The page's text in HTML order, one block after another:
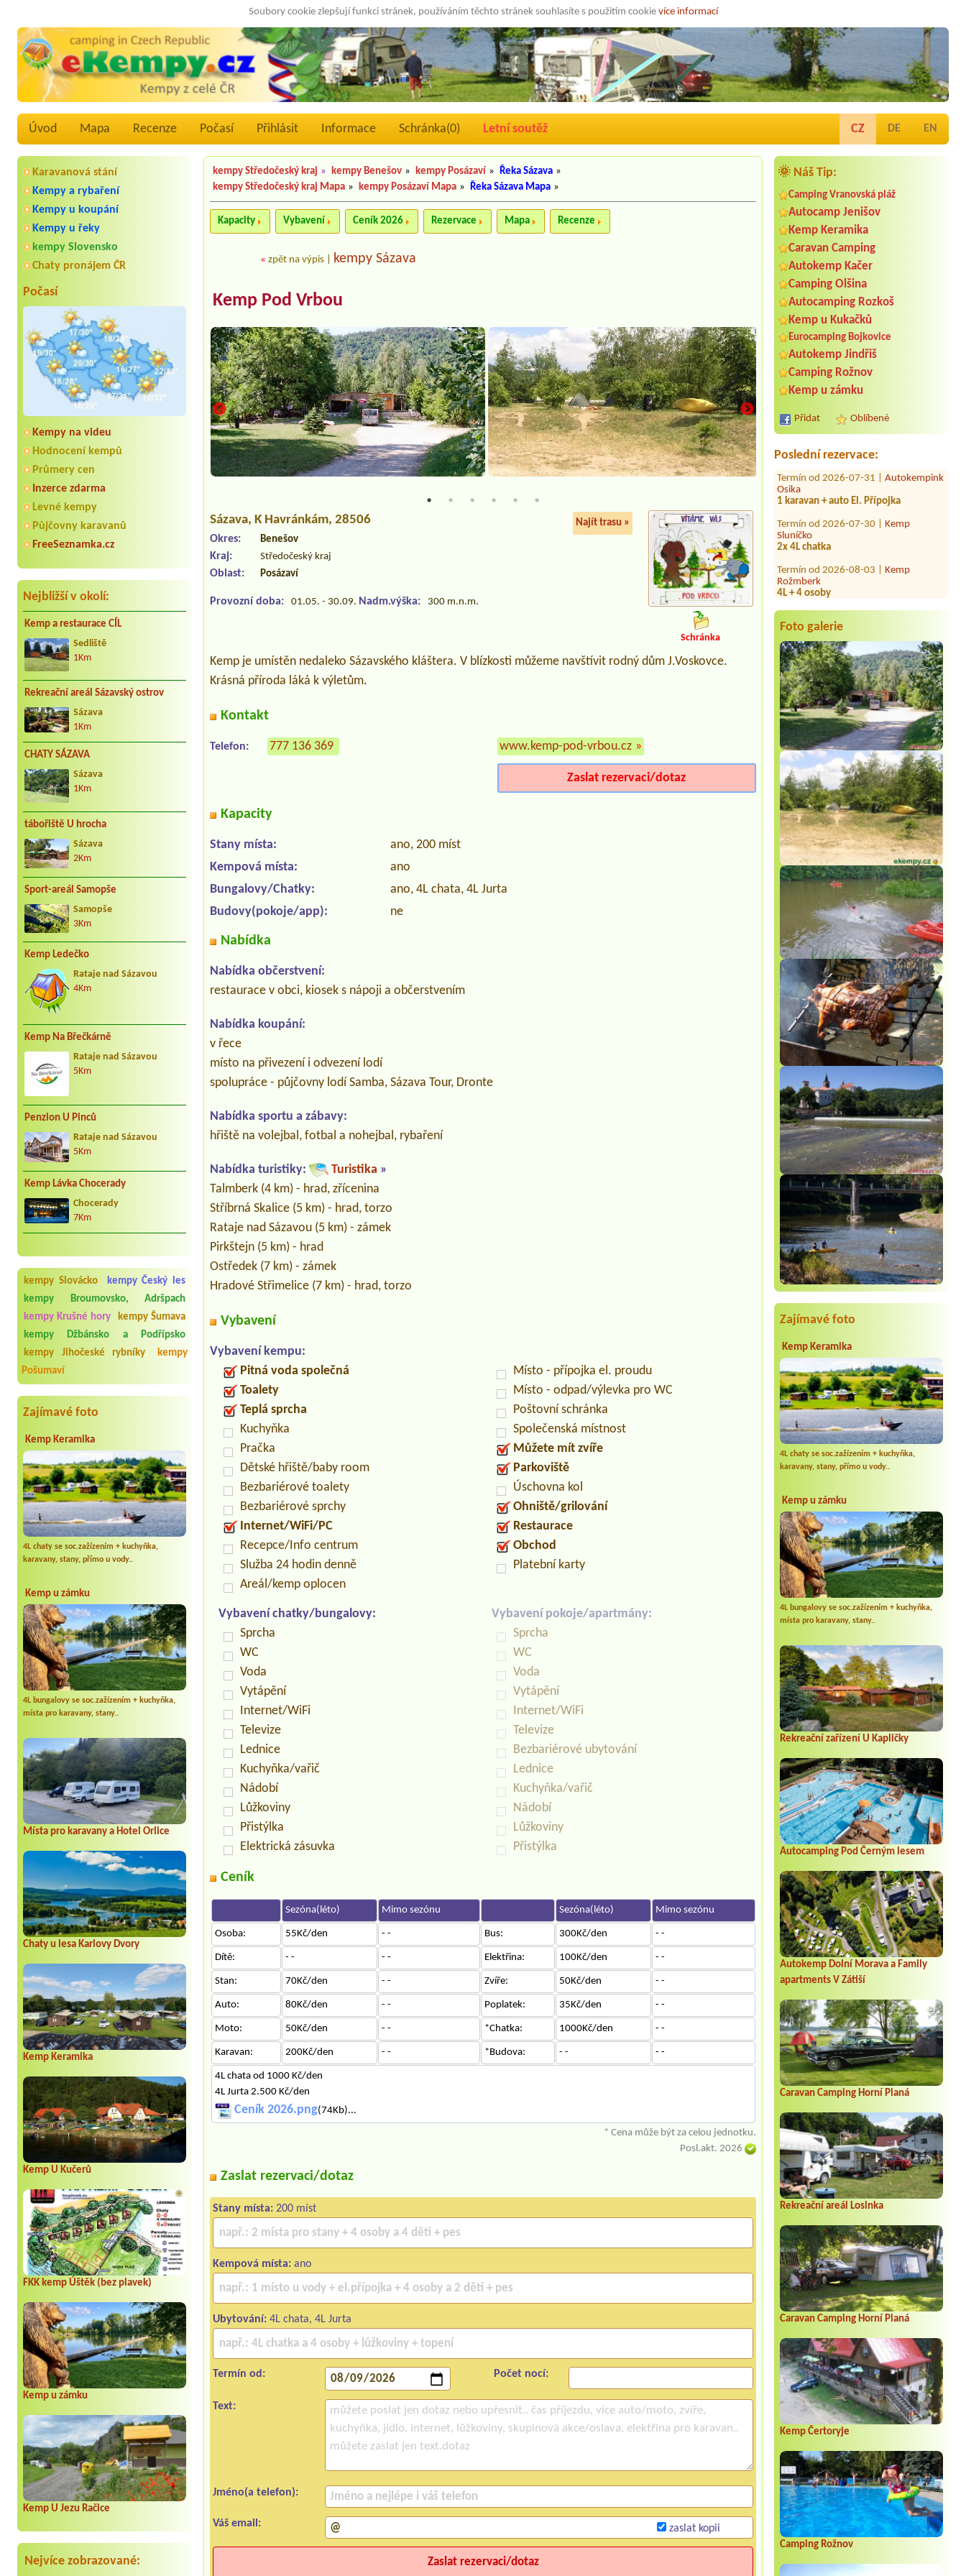
Soubory cookie zlepšují funkci stránek, používáním těchto stránek souhlasíte s použitím cookie více informací
Úvod Mapa Recenze Počasí Přihlásit Informace Schránka(0) Letní soutěž CZ DE EN
Karavanová stání
Kempy a rybaření
Kempy u koupání
Kempy u řeky
kempy Slovensko
Chaty pronájem ČR
Počasí
Kempy na videu
Hodnocení kempů
Průmery cen
Inzerce zdarma
Levné kempy
Půjčovny karavanů
FreeSeznamka.cz
Nejbližší v okolí:
Kemp a restaurace CÍL
Sedliště
1Km
Rekreační areál Sázavský ostrov
Sázava
1Km
CHATY SÁZAVA
Sázava
1Km
tábořiště U hrocha
Sázava
2Km
Sport-areál Samopše
Samopše
3Km
Kemp Ledečko
Rataje nad Sázavou
4Km
Kemp Na Břečkárně
Rataje nad Sázavou
5Km
Penzion U Pinců
Rataje nad Sázavou
5Km
Kemp Lávka Chocerady
Chocerady
7Km
kempy Slovácko
kempy Český les
kempy Broumovsko, Adršpach
kempy Krušné hory
kempy Šumava
kempy Džbánsko a Podřípsko
kempy Jihočeské rybníky
kempy
Pošumaví
Zajímavé foto
Kemp Keramika
4L chaty se soc.zažízením + kuchyňka,
karavany, stany, přímo u vody..
Kemp u zámku
4L bungalovy se soc.zažízením + kuchyňka,
místa pro karavany, stany..
Místa pro karavany a Hotel Orlice
Chaty u lesa Karlovy Dvory
Kemp Keramika
Kemp U Kučerů
FKK kemp Úštěk (bez plavek)
Kemp u zámku
Kemp U Jezu Račice
Nejvíce zobrazované:
🌞 Náš Tip:
Camping Vranovská pláž
Autocamp Jenišov
Kemp Keramika
Caravan Camping
Autokemp Kačer
Camping Olšina
Autocamping Rozkoš
Kemp u Kukačků
Eurocamping Bojkovice
Autokemp Jindřiš
Camping Rožnov
Kemp u zámku
Přidat Oblíbené
Poslední rezervace:
Termín od 2026-08-08 |
Velký Vřešťov
dvě 2l chatky sociální zařízení
Termín od 2026-07-24 |Autokemp
Ždáň
1x 6L chatka
Termín od 2026-07-31 |
Osika
1 karavan + auto El. Přípojka
Termín od 2026-07-30 |Kemp
Sluníčko
2x 4L chatka
Termín od 2026-08-03 |
Rožmberk
4L + 4 osoby
Termín od 2026-07-31 |
Třeboň
2L chata 2 osoby
Termín od 2026-07-30 |Autokemp
Koryčany
1 karavan, + 2 dospělí + pes, el.
přípojka pro karavan, voda, os.
automobil
Termín od 2026-07-22 |Autokemp na
Cihelnách
1 stellplatz wohnmobil 2 erwachsene
Termín od 2026-08-04 |Autocamp
Erika
Nous avons 2 tentes et nous sommes
6 (2 adultes et 4 enfants de 5, 6, 9 et
10 ans)
Termín od 2026-08-09 |Kemp Relaxa
karavan + 4 osoby
Foto galerie
Zajímavé foto
Kemp Keramika
4L chaty se soc.zažízením + kuchyňka,
karavany, stany, přímo u vody..
Kemp u zámku
4L bungalovy se soc.zažízením + kuchyňka,
místa pro karavany, stany..
Rekreační zařízení U Kapličky
Autocamping Pod Černým lesem
Autokemp Dolní Morava a Family
apartments V Zátiší
Caravan Camping Horní Planá
Rekreační areál Losinka
Caravan Camping Horní Planá
Kemp Čertoryje
Camping Rožnov
kempy Středočeský kraj » kempy Benešov » kempy Posázaví » Řeka Sázava »
kempy Středočeský kraj Mapa » kempy Posázaví Mapa » Řeka Sázava Mapa »
Kapacity Vybavení Ceník 2026 Rezervace Mapa Recenze
«zpět na výpis kempy Sázava
Kemp Pod Vrbou
Sázava, K Havránkám, 28506 Najít trasu »
Okres: Benešov
Kraj: Středočeský kraj
Oblast: Posázaví
Provozní doba: 01.05. - 30.09. Nadm.výška: 300 m.n.m.
Schránka
Kemp je umístěn nedaleko Sázavského kláštera. V blízkosti můžeme navštívit rodný dům J.Voskovce.
Krásná příroda láká k výletům.
Kontakt
Telefon: 777 136 369 www.kemp-pod-vrbou.cz »
Zaslat rezervaci/dotaz
Kapacity
Stany místa:
ano, 200 míst
Kempová místa:
ano
Bungalovy/Chatky:
ano, 4L chata, 4L Jurta
Budovy(pokoje/app):
ne
Nabídka
Nabídka občerstvení:
restaurace v obci, kiosek s nápoji a občerstvením
Nabídka koupání:
v řece
místo na přivezení i odvezení lodí
spolupráce - půjčovny lodí Samba, Sázava Tour, Dronte
Nabídka sportu a zábavy:
hřiště na volejbal, fotbal a nohejbal, rybaření
Nabídka turistiky: Turistika »
Talmberk (4 km) - hrad, zřícenina
Stříbrná Skalice (5 km) - hrad, torzo
Rataje nad Sázavou (5 km) - zámek
Pirkštejn (5 km) - hrad
Ostředek (7 km) - zámek
Hradové Střimelice (7 km) - hrad, torzo
Vybavení
Vybavení kempu:
Pitná voda společná
Toalety
Teplá sprcha
Kuchyňka
Pračka
Dětské hřiště/baby room
Bezbariérové toalety
Bezbariérové sprchy
Internet/WiFi/PC
Recepce/Info centrum
Služba 24 hodin denně
Areál/kemp oplocen
Místo - přípojka el. proudu
Místo - odpad/výlevka pro WC
Poštovní schránka
Společenská místnost
Můžete mít zvíře
Parkoviště
Úschovna kol
Ohniště/grilování
Restaurace
Obchod
Platební karty
Vybavení chatky/bungalovy:
Sprcha
WC
Voda
Vytápění
Internet/WiFi
Televize
Lednice
Kuchyňka/vařič
Nádobí
Lůžkoviny
Přistýlka
Elektrická zásuvka
Vybavení pokoje/apartmány:
Sprcha
WC
Voda
Vytápění
Internet/WiFi
Televize
Bezbariérové ubytování
Lednice
Kuchyňka/vařič
Nádobí
Lůžkoviny
Přistýlka
Ceník
Sezóna(léto) Mimo sezónu Sezóna(léto) Mimo sezónu
Osoba: 55Kč/den - - Bus: 300Kč/den - -
Dítě: - - - - Elektřina: 100Kč/den - -
Stan: 70Kč/den - - Zvíře: 50Kč/den - -
Auto: 80Kč/den - - Poplatek: 35Kč/den - -
Moto: 50Kč/den - - *Chatka: 1000Kč/den - -
Karavan: 200Kč/den - - *Budova: - - - -
4L chata od 1000 Kč/den
4L Jurta 2.500 Kč/den
Ceník 2026.png(74Kb)...
* Cena může být za celou jednotku.
Posl.akt. 2026
Zaslat rezervaci/dotaz
Stany místa: 200 míst
Kempová místa: ano
Ubytování: 4L chata, 4L Jurta
Termín od: Počet nocí:
Text:
Jméno(a telefon):
Váš email: zaslat kopii